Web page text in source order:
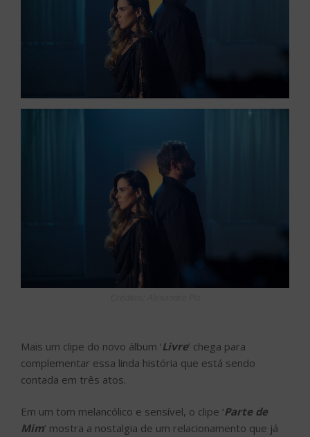
Mais um clipe do novo álbum ‘Livre’ chega para
complementar essa linda história que está sendo
contada em três atos.
Em um tom melancólico e sensível, o clipe ‘Parte de
Mim’ mostra a nostalgia de um relacionamento que já